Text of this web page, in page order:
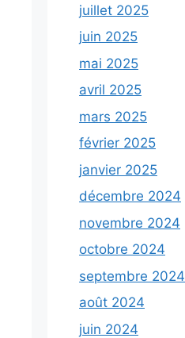
juillet 2025
juin 2025
mai 2025
avril 2025
mars 2025
février 2025
janvier 2025
décembre 2024
novembre 2024
octobre 2024
septembre 2024
août 2024
juin 2024